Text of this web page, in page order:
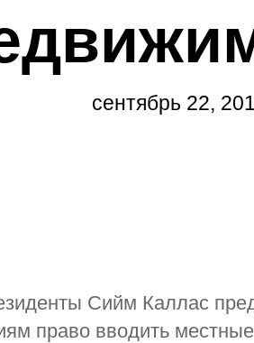
сентябрь 22,
Сийм Каллас
право вводить